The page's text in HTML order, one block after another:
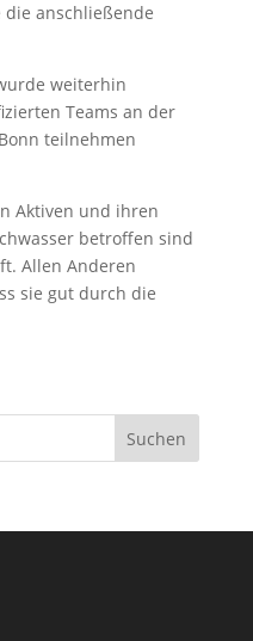
die anschließende
weiterhin
Teams an der
teilnehmen
Aktiven und ihren
betroffen sind
Allen Anderen
sie gut durch die